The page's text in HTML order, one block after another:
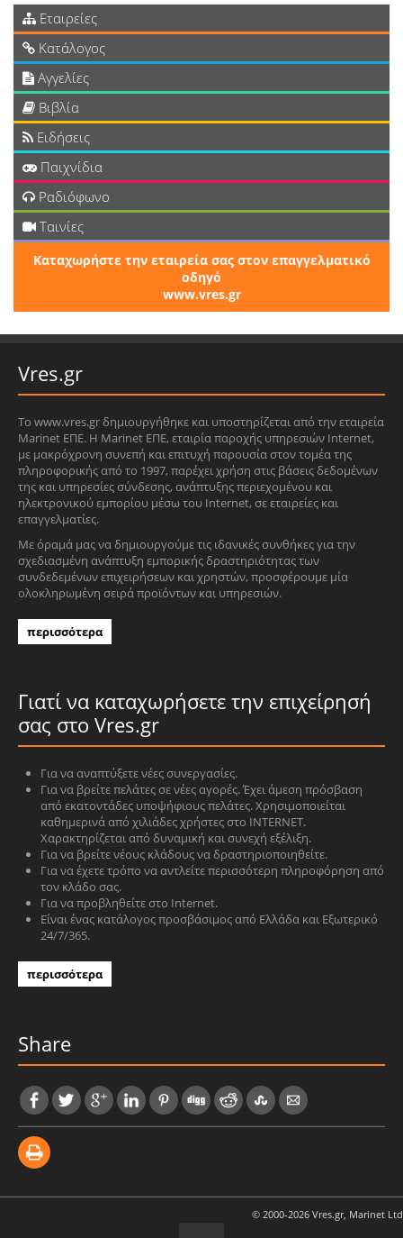
Εταιρείες
Κατάλογος
Αγγελίες
Βιβλία
Ειδήσεις
Παιχνίδια
Ραδιόφωνο
Ταινίες
Καταχωρήστε την εταιρεία σας στον επαγγελματικό
οδηγό
www.vres.gr
Vres.gr
Το www.vres.gr δημιουργήθηκε και υποστηρίζεται από την εταιρεία
Marinet ΕΠΕ. Η Marinet ΕΠΕ, εταιρία παροχής υπηρεσιών Internet,
με μακρόχρονη συνεπή και επιτυχή παρουσία στον τομέα της
πληροφορικής από το 1997, παρέχει χρήση στις βάσεις δεδομένων
της και υπηρεσίες σύνδεσης, ανάπτυξης περιεχομένου και
ηλεκτρονικού εμπορίου μέσω του Internet, σε εταιρείες και
επαγγελματίες.
Με όραμά μας να δημιουργούμε τις ιδανικές συνθήκες για την
σχεδιασμένη ανάπτυξη εμπορικής δραστηριότητας των
συνδεδεμένων επιχειρήσεων και χρηστών, προσφέρουμε μία
ολοκληρωμένη σειρά προϊόντων και υπηρεσιών.
περισσότερα
Γιατί να καταχωρήσετε την επιχείρησή
σας στο Vres.gr
Για να αναπτύξετε νέες συνεργασίες.
Για να βρείτε πελάτες σε νέες αγορές. Έχει άμεση πρόσβαση
από εκατοντάδες υποψήφιους πελάτες. Χρησιμοποιείται
καθημερινά από χιλιάδες χρήστες στο INTERNET.
Χαρακτηρίζεται από δυναμική και συνεχή εξέλιξη.
Για να βρείτε νέους κλάδους να δραστηριοποιηθείτε.
Για να έχετε τρόπο να αντλείτε περισσότερη πληροφόρηση από
τον κλάδο σας.
Για να προβληθείτε στο Internet.
Είναι ένας κατάλογος προσβάσιμος από Ελλάδα και Εξωτερικό
24/7/365.
περισσότερα
Share
© 2000-2026 Vres.gr, Marinet Ltd